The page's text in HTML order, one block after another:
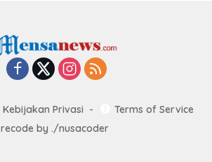
Kebijakan Privasi
Terms of Service
recode by ./nusacoder